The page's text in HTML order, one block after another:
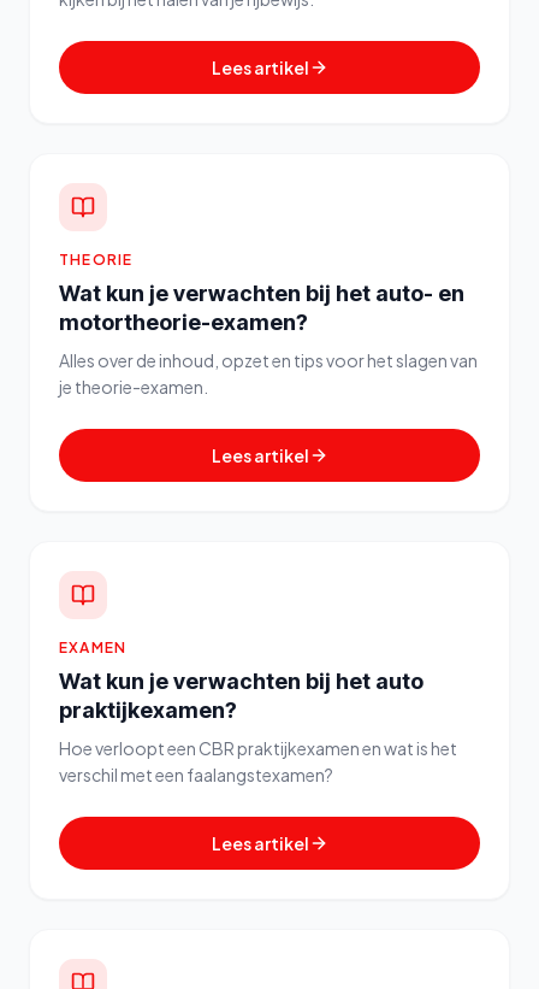
Lees artikel
THEORIE
Wat kun je verwachten bij het auto- en
motortheorie-examen?
Alles over de inhoud, opzet en tips voor het slagen van
je theorie-examen.
Lees artikel
EXAMEN
Wat kun je verwachten bij het auto
praktijkexamen?
Hoe verloopt een CBR praktijkexamen en wat is het
verschil met een faalangstexamen?
Lees artikel